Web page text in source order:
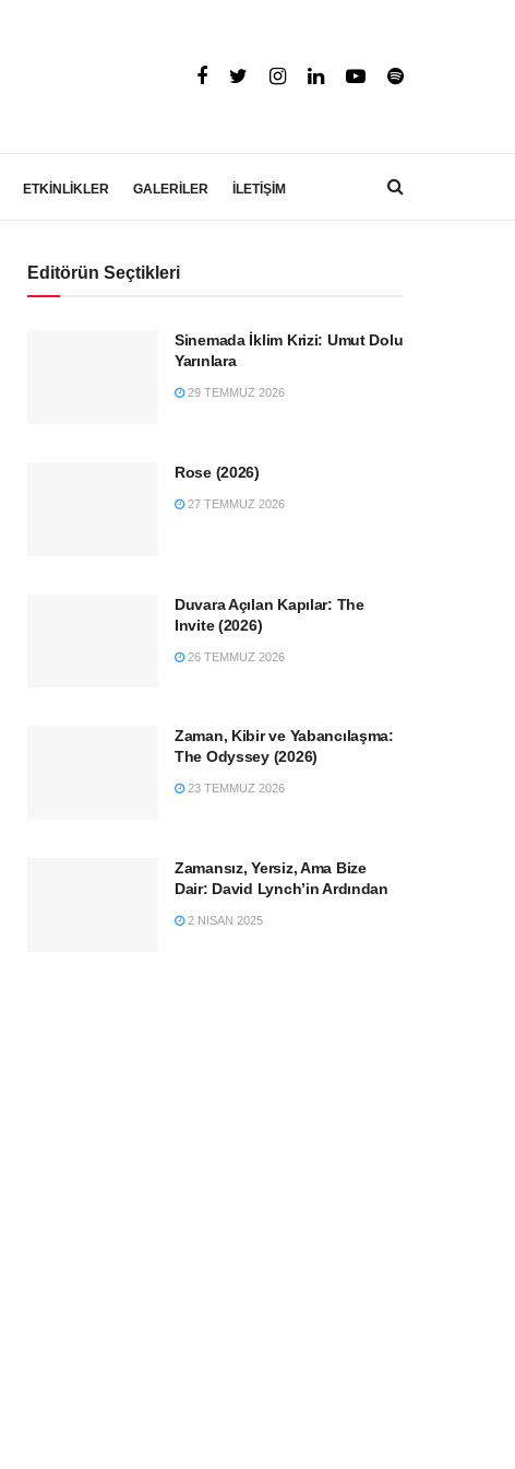
ETKİNLİKLER GALERİLER İLETİŞİM
Editörün Seçtikleri
Sinemada İklim Krizi: Umut Dolu
Yarınlara
29 TEMMUZ 2026
Rose (2026)
27 TEMMUZ 2026
Duvara Açılan Kapılar: The
Invite (2026)
26 TEMMUZ 2026
Zaman, Kibir ve Yabancılaşma:
The Odyssey (2026)
23 TEMMUZ 2026
Zamansız, Yersiz, Ama Bize
Dair: David Lynch’in Ardından
2 NISAN 2025